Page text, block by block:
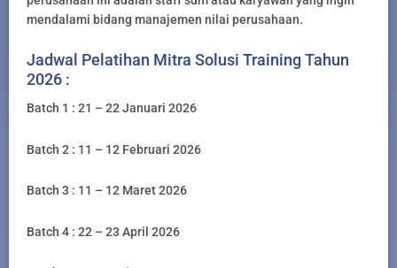
mendalami bidang manajemen nilai perusahaan.
Jadwal Pelatihan Mitra Solusi Training Tahun
2026 :
Batch 1 : 21 – 22 Januari 2026
Batch 2 : 11 – 12 Februari 2026
Batch 3 : 11 – 12 Maret 2026
Batch 4 : 22 – 23 April 2026